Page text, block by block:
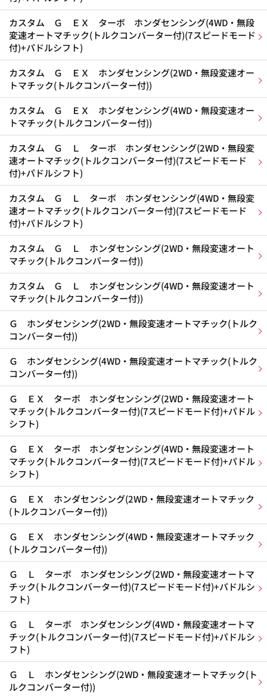
カスタム Ｇ ＥＸ ターボ ホンダセンシング(4WD・無段
変速オートマチック(トルクコンバーター付)(7スピードモード
付)+パドルシフト)
カスタム Ｇ ＥＸ ホンダセンシング(2WD・無段変速オー
トマチック(トルクコンバーター付))
カスタム Ｇ ＥＸ ホンダセンシング(4WD・無段変速オー
トマチック(トルクコンバーター付))
カスタム Ｇ Ｌ ターボ ホンダセンシング(2WD・無段変
速オートマチック(トルクコンバーター付)(7スピードモード
付)+パドルシフト)
カスタム Ｇ Ｌ ターボ ホンダセンシング(4WD・無段変
速オートマチック(トルクコンバーター付)(7スピードモード
付)+パドルシフト)
カスタム Ｇ Ｌ ホンダセンシング(2WD・無段変速オート
マチック(トルクコンバーター付))
カスタム Ｇ Ｌ ホンダセンシング(4WD・無段変速オート
マチック(トルクコンバーター付))
Ｇ ホンダセンシング(2WD・無段変速オートマチック(トルク
コンバーター付))
Ｇ ホンダセンシング(4WD・無段変速オートマチック(トルク
コンバーター付))
Ｇ ＥＸ ターボ ホンダセンシング(2WD・無段変速オート
マチック(トルクコンバーター付)(7スピードモード付)+パドル
シフト)
Ｇ ＥＸ ターボ ホンダセンシング(4WD・無段変速オート
マチック(トルクコンバーター付)(7スピードモード付)+パドル
シフト)
Ｇ ＥＸ ホンダセンシング(2WD・無段変速オートマチック
(トルクコンバーター付))
Ｇ ＥＸ ホンダセンシング(4WD・無段変速オートマチック
(トルクコンバーター付))
Ｇ Ｌ ターボ ホンダセンシング(2WD・無段変速オートマ
チック(トルクコンバーター付)(7スピードモード付)+パドルシ
フト)
Ｇ Ｌ ターボ ホンダセンシング(4WD・無段変速オートマ
チック(トルクコンバーター付)(7スピードモード付)+パドルシ
フト)
Ｇ Ｌ ホンダセンシング(2WD・無段変速オートマチック(ト
ルクコンバーター付))